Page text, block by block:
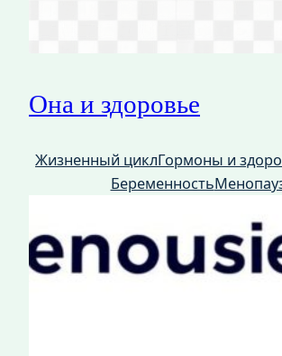
Она и здоровье
Жизненный циклГормоны и
Беременность